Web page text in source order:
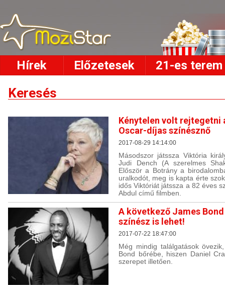
Hírek Előzetesek 21-es terem
Keresés
Kénytelen volt rejtegetni
Oscar-díjas színésznő
2017-08-29 14:14:00
Másodszor játssza Viktória
Judi Dench (A szerelmes
Először a Botrány a
uralkodót, meg is kapta érte
idős Viktóriát játssza a 82 éves
Abdul című filmben.
A következő James
színész is lehet!
2017-07-22 18:47:00
Még mindig találgatások
Bond bőrébe, hiszen Daniel
szerepet illetően.